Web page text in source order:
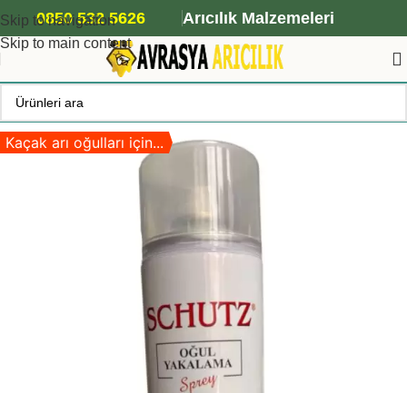
Skip to navigation
Skip to main content
ANA ARI SİPARİŞİ İÇİN TIKLAYIN
0850 532 5626 Arıcılık Malzemeleri
Kaçak arı oğulları için...